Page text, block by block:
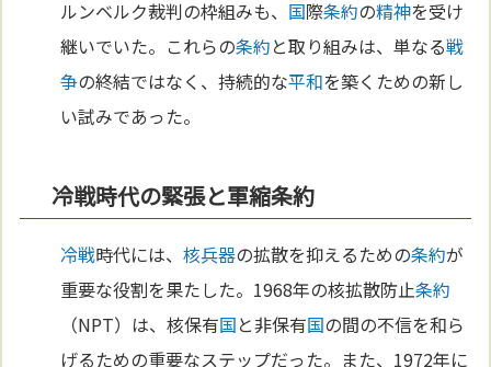
ルンベルク裁判の枠組みも、 国際条約の精神を受け
継いでいた。これらの条約と取り組みは、単なる戦
争の終結ではなく、持続的な平和を築くための新し
い試みであった。
冷戦時代の緊張と軍縮条約
冷戦時代には、核兵器の拡散を抑えるための条約が
重要な役割を果たした。1968年の核拡散防止条約
（NPT）は、核保有国と非保有国の間の不信を和ら
げるための重要なステップだった。また、1972年に